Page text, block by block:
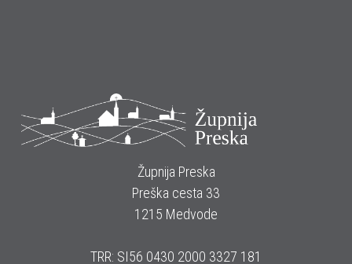
Župnija Preska
Preška cesta 33
1215 Medvode
TRR: SI56 0430 2000 3327 181